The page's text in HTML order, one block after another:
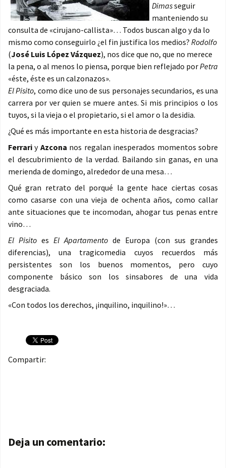
Dimasseguir
manteniendo su
consulta de «cirujano-callista»… Todos buscan algo y da lo
mismo como conseguirlo ¿el fin justifica los medios? Rodolfo
(José Luis López Vázquez), nos dice que no, que no merece
la pena, o al menos lo piensa, porque bien reflejado porPetra
«éste, éste es un calzonazos».
El Pisito, como dice uno de sus personajes secundarios, es una
carrera por ver quien se muere antes. Si mis principios o los
tuyos, si la vieja o el propietario, si el amor o la desidia.
¿Qué es más importante en esta historia de desgracias?
Ferrari y Azcona nos regalan inesperados momentos sobre
el descubrimiento de la verdad. Bailando sin ganas, en una
merienda de domingo, alrededor de una mesa…
Qué gran retrato del porqué la gente hace ciertas cosas
como casarse con una vieja de ochenta años, como callar
ante situaciones que te incomodan, ahogar tus penas entre
vino…
El Pisito es El Apartamento de Europa (con sus grandes
diferencias), una tragicomedia cuyos recuerdos más
persistentes son los buenos momentos, pero cuyo
componente básico son los sinsabores de una vida
desgraciada.
«Con todos los derechos, ¡inquilino, inquilino!»…
Compartir:
Navegación de entradas
Deja un comentario: